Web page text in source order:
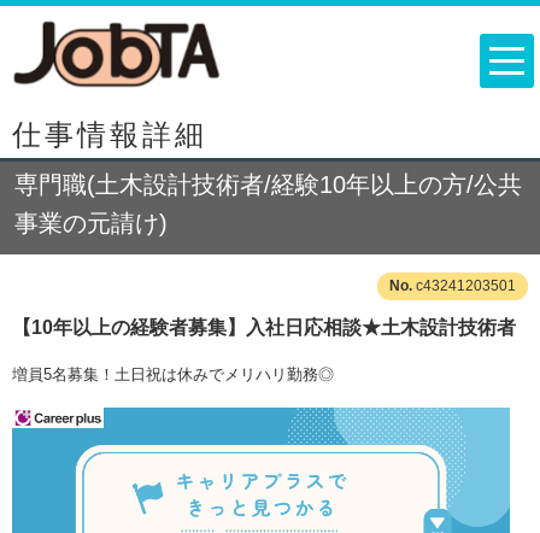
仕事情報詳細
専門職(土木設計技術者/経験10年以上の方/公共
事業の元請け)
c43241203501
【10年以上の経験者募集】入社日応相談★土木設計技術者
増員5名募集！土日祝は休みでメリハリ勤務◎